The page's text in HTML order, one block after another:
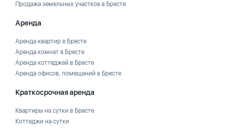
Продажа земельных участков в Бресте
Аренда
Аренда квартир в Бресте
Аренда комнат в Бресте
Аренда коттеджей в Бресте
Аренда офисов, помещений в Бресте
Краткосрочная аренда
Квартиры на сутки в Бресте
Коттеджи на сутки